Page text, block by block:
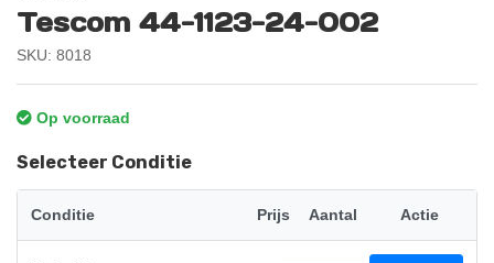
Tescom 44-1123-24-002
SKU: 8018
Op voorraad
Selecteer Conditie
Conditie Prijs Aantal Actie